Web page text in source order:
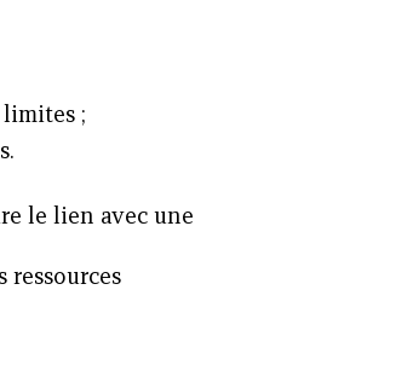
limites ;
le lien avec une
ressources